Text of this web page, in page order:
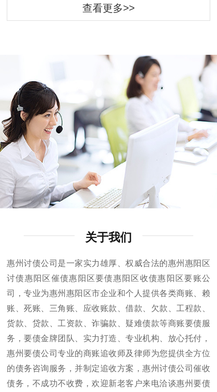
查看更多>>
关于我们
惠州讨债公司是一家实力雄厚、权威合法的惠州惠阳区
讨债惠阳区催债惠阳区要债惠阳区收债惠阳区要账公
司，专业为惠州惠阳区市企业和个人提供各类商账、赖
账、死账、三角账、应收账款、借款、欠款、工程款、
货款、贷款、工资款、诈骗款、疑难债款等商账要债服
务，要债金牌团队、实力打造、专业机构、放心托付，
惠州要债公司专业的商账追收师及律师为您提供全方位
的债务咨询服务，并制定追收方案，惠州讨债公司催收
债务，不成功不收费，欢迎新老客户来电洽谈惠州要债